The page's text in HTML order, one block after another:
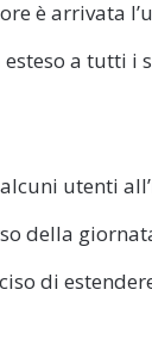
è arrivata
a tutti i
utenti
della
di